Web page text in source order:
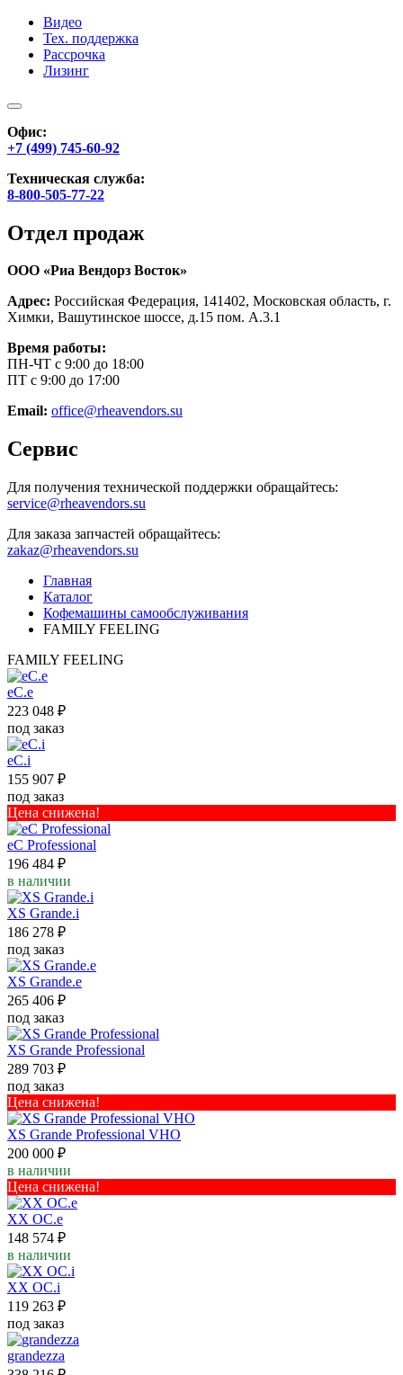
Видео
Тех. поддержка
Рассрочка
Лизинг
Офис:
+7 (499) 745-60-92
Техническая служба:
8-800-505-77-22
Отдел продаж
ООО «Риа Вендорз Восток»
Адрес: Российская Федерация, 141402, Московская область, г.
Химки, Вашутинское шоссе, д.15 пом. А.3.1
Время работы:
ПН-ЧТ с 9:00 до 18:00
ПТ с 9:00 до 17:00
Email: office@rheavendors.su
Сервис
Для получения технической поддержки обращайтесь:
service@rheavendors.su
Для заказа запчастей обращайтесь:
zakaz@rheavendors.su
Главная
Каталог
Кофемашины самообслуживания
FAMILY FEELING
FAMILY FEELING
eC.e
223 048 ₽
под заказ
eC.i
155 907 ₽
под заказ
Цена снижена!
eC Professional
196 484 ₽
в наличии
XS Grande.i
186 278 ₽
под заказ
XS Grande.e
265 406 ₽
под заказ
XS Grande Professional
289 703 ₽
под заказ
Цена снижена!
XS Grande Professional VHO
200 000 ₽
в наличии
Цена снижена!
XX OC.e
148 574 ₽
в наличии
XX ОС.i
119 263 ₽
под заказ
grandezza